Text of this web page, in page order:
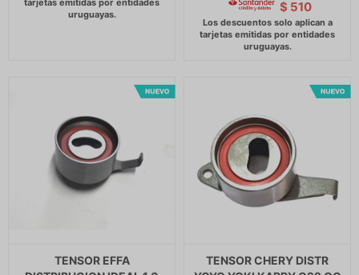
$ 510
TENSOR EFFA
TENSOR CHERY DISTR